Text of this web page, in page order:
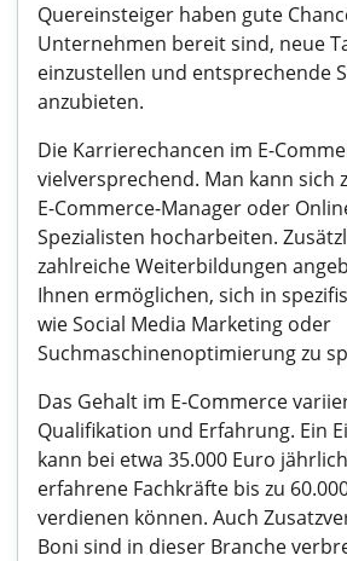
Quereinsteiger haben gute
Unternehmen bereit sind, neue
einzustellen und entsprechende
anzubieten.
Die Karrierechancen im E-
vielversprechend. Man kann sich
E-Commerce-Manager oder
Spezialisten hocharbeiten.
zahlreiche Weiterbildungen
Ihnen ermöglichen, sich in
wie Social Media Marketing oder
Suchmaschinenoptimierung zu
Das Gehalt im E-Commerce
Qualifikation und Erfahrung. Ein
kann bei etwa 35.000 Euro
erfahrene Fachkräfte bis zu
verdienen können. Auch
Boni sind in dieser Branche